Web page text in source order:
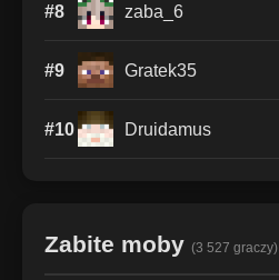
#8 zaba_6
#9 Gratek35
#10 Druidamus
Zabite moby (3 527 graczy)